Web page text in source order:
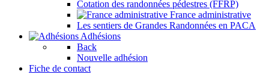
Cotation des randonnées pédestres (FFRP)
France administrative
Les sentiers de Grandes Randonnées en PACA
Adhésions
Back
Nouvelle adhésion
Fiche de contact